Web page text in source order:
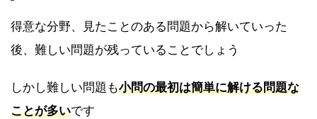
得意な分野、見たことのある問題から解いていった
後、難しい問題が残っていることでしょう
しかし難しい問題も小問の最初は簡単に解ける問題な
ことが多いです